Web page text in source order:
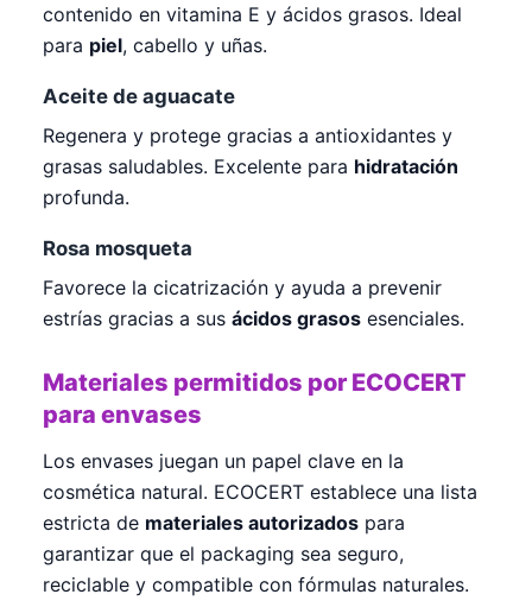
contenido en vitamina E y ácidos grasos. Ideal
para piel, cabello y uñas.
Aceite de aguacate
Regenera y protege gracias a antioxidantes y
grasas saludables. Excelente para hidratación
profunda.
Rosa mosqueta
Favorece la cicatrización y ayuda a prevenir
estrías gracias a sus ácidos grasos esenciales.
Materiales permitidos por ECOCERT
para envases
Los envases juegan un papel clave en la
cosmética natural. ECOCERT establece una lista
estricta de materiales autorizados para
garantizar que el packaging sea seguro,
reciclable y compatible con fórmulas naturales.